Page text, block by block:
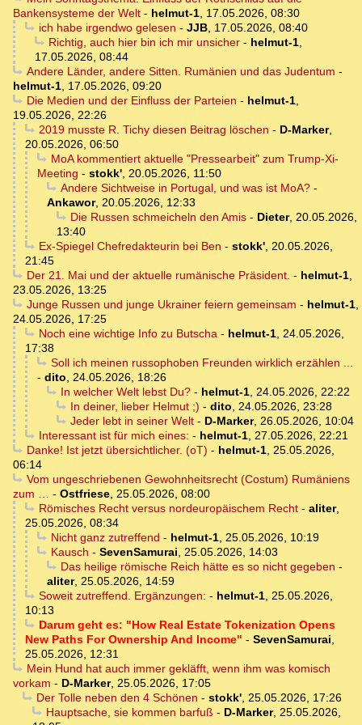
Bankensysteme der Welt - helmut-1, 17.05.2026, 08:30
ich habe irgendwo gelesen - JJB, 17.05.2026, 08:40
Richtig, auch hier bin ich mir unsicher- helmut-1,
17.05.2026, 08:44
Andere Länder, andere Sitten. Rumänien und das Judentum -
helmut-1, 17.05.2026, 09:20
Die Medien und der Einfluss der Parteien - helmut-1,
19.05.2026, 22:26
2019 musste R. Tichy diesen Beitrag löschen - D-Marker,
20.05.2026, 06:50
MoA kommentiert aktuelle "Pressearbeit" zum Trump-Xi-
Meeting - stokk', 20.05.2026, 11:50
Andere Sichtweise in Portugal, und was ist MoA?-
Ankawor, 20.05.2026, 12:33
Die Russen schmeicheln den Amis- Dieter, 20.05.2026,
13:40
Ex-Spiegel Chefredakteurin bei Ben - stokk', 20.05.2026,
21:45
Der 21. Mai und der aktuelle rumänische Präsident. - helmut-1,
23.05.2026, 13:25
Junge Russen und junge Ukrainer feiern gemeinsam - helmut-1,
24.05.2026, 17:25
Noch eine wichtige Info zu Butscha- helmut-1, 24.05.2026,
17:38
Soll ich meinen russophoben Freunden wirklich erzählen ...
- dito, 24.05.2026, 18:26
In welcher Welt lebst Du?- helmut-1, 24.05.2026, 22:22
In deiner, lieber Helmut ;) - dito, 24.05.2026, 23:28
Jeder lebt in seiner Welt- D-Marker, 26.05.2026, 10:04
Interessant ist für mich eines: - helmut-1, 27.05.2026, 22:21
Danke! Ist jetzt übersichtlicher. (oT) - helmut-1, 25.05.2026,
06:14
Vom ungeschriebenen Gewohnheitsrecht (Costum) Rumäniens
zum … - Ostfriese, 25.05.2026, 08:00
Römisches Recht versus nordeuropäischem Recht- aliter,
25.05.2026, 08:34
Nicht ganz zutreffend - helmut-1, 25.05.2026, 10:19
Kausch - SevenSamurai, 25.05.2026, 14:03
Das heilige römische Reich hätte es so nicht gegeben -
aliter, 25.05.2026, 14:59
Soweit zutreffend. Ergänzungen: - helmut-1, 25.05.2026,
10:13
Darum geht es: "How Real Estate Tokenization Opens
New Paths For Ownership And Income" - SevenSamurai,
25.05.2026, 12:31
Mein Hund hat auch immer gekläfft, wenn ihm was komisch
vorkam - D-Marker, 25.05.2026, 17:05
Der Tolle neben den 4 Schönen - stokk', 25.05.2026, 17:26
Hauptsache, sie kommen barfuß - D-Marker, 25.05.2026,